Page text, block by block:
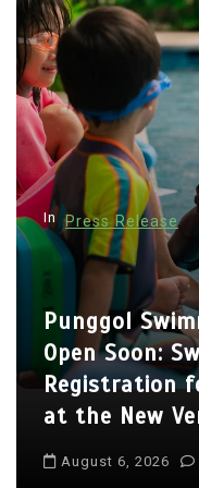
v
i
g
a
i
o
In Press Release
Punggol
Open Soon:
Registration
at the New
August 6, 2026